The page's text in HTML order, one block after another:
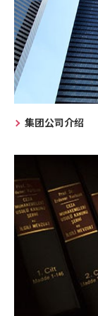
集团公司介绍